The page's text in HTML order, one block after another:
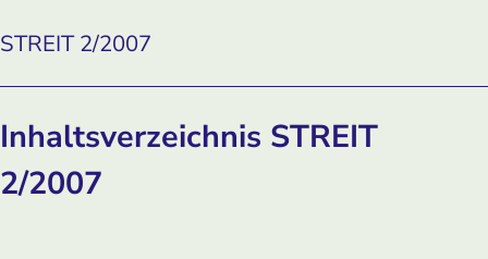
STREIT 2/2007
Inhaltsverzeichnis STREIT
2/2007